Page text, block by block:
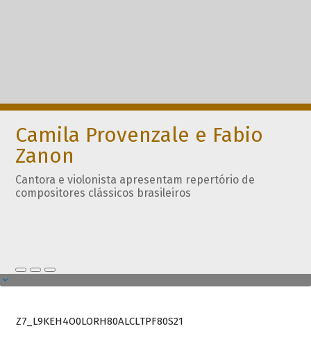
Camila Provenzale e Fabio
Zanon
Cantora e violonista apresentam repertório de
compositores clássicos brasileiros
Z7_L9KEH4O0LORH80ALCLTPF80S21